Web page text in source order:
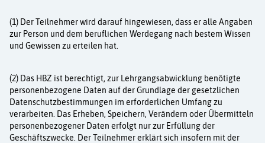
(1) Der Teilnehmer wird darauf hingewiesen, dass er alle Angaben
zur Person und dem beruflichen Werdegang nach bestem Wissen
und Gewissen zu erteilen hat.
(2) Das HBZ ist berechtigt, zur Lehrgangsabwicklung benötigte
personenbezogene Daten auf der Grundlage der gesetzlichen
Datenschutzbestimmungen im erforderlichen Umfang zu
verarbeiten. Das Erheben, Speichern, Verändern oder Übermitteln
personenbezogener Daten erfolgt nur zur Erfüllung der
Geschäftszwecke. Der Teilnehmer erklärt sich insofern mit der